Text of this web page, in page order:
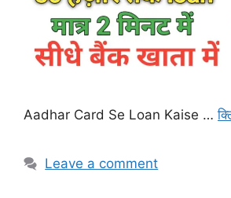
Aadhar Card Se Loan Kaise …
Leave a comment